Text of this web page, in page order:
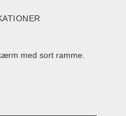
med sort ramme.